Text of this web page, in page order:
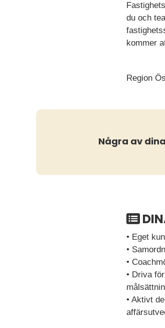
du och
kommer
Region
Några av
• Eget
•
•
• Driva
• Aktivt